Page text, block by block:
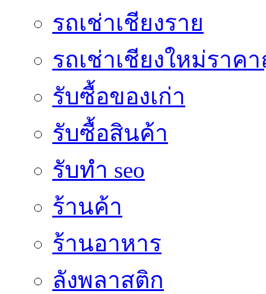
รถเช่าเชียงราย
รถเช่าเชียงใหม่ราค
รับซื้อของเก่า
รับซื้อสินค้า
รับทำ seo
ร้านค้า
ร้านอาหาร
ลังพลาสติก